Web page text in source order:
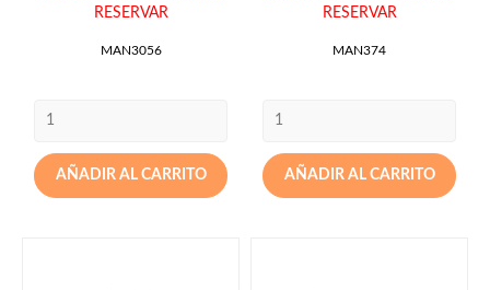
RESERVAR
MAN3056
AÑADIR AL CARRITO
RESERVAR
MAN374
AÑADIR AL CARRITO